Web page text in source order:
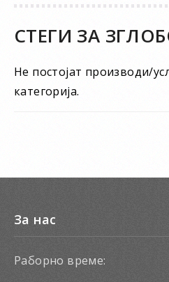
СТЕГИ ЗА
Не постојат производи/
категорија.
За нас
Раборно време: